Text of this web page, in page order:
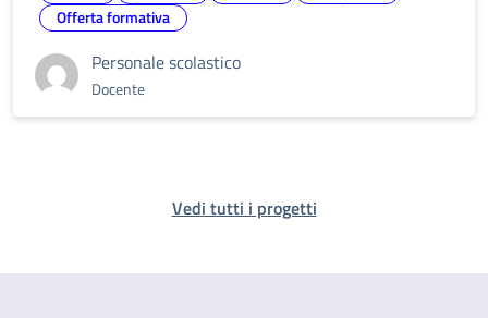
Offerta formativa
Personale scolastico
Docente
Vedi tutti i progetti